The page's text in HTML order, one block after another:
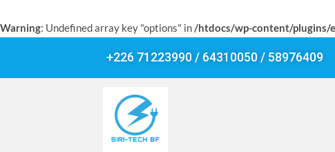
Warning: Undefined array key "options" in/htdocs/wp-content/plugins/
+226 71223990 / 64310050 / 58976409